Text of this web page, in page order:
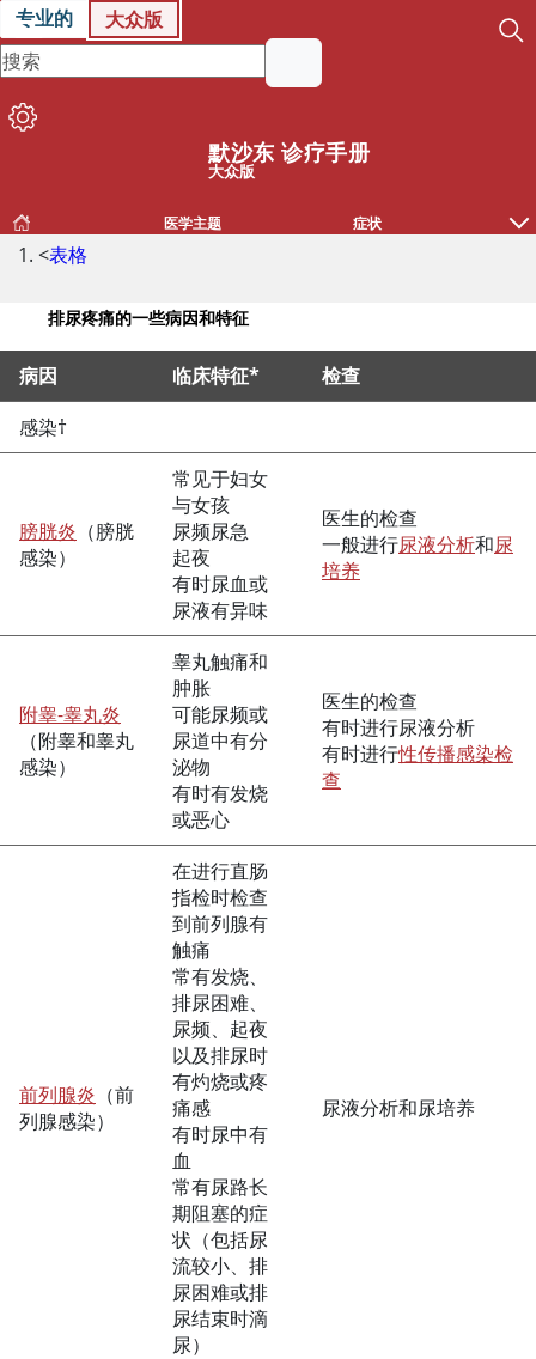
专业的 大众版
默沙东 诊疗手册
大众版
医学主题 症状
<表格
排尿疼痛的一些病因和特征
排尿疼痛的一些病因和特征
病因 临床特征*
检查
感染†
膀胱炎 （膀胱
感染）
常见于妇女
与女孩
尿频尿急
起夜
有时尿血或
尿液有异味
医生的检查
一般进行尿液分析和尿
培养
附睾-睾丸炎
（附睾和睾丸
感染）
睾丸触痛和
肿胀
可能尿频或
尿道中有分
泌物
有时有发烧
或恶心
医生的检查
有时进行尿液分析
有时进行性传播感染检
查
前列腺炎 （前
列腺感染）
在进行直肠
指检时检查
到前列腺有
触痛
常有发烧、
排尿困难、
尿频、起夜
以及排尿时
有灼烧或疼
痛感
有时尿中有
血
常有尿路长
期阻塞的症
状（包括尿
流较小、排
尿困难或排
尿结束时滴
尿）
尿液分析和尿培养